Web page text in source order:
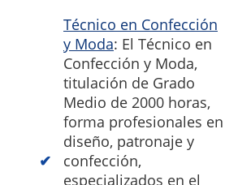
Técnico en Confección
y Moda: El Técnico en
Confección y Moda,
titulación de Grado
Medio de 2000 horas,
forma profesionales en
diseño, patronaje y
confección,
especializados en el